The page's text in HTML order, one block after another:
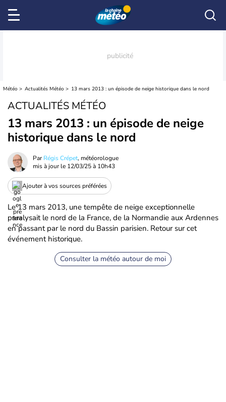
Météo Actualités Météo 13 mars 2013 : un épisode de neige historique dans le nord
ACTUALITÉS MÉTÉO
13 mars 2013 : un épisode de neige
historique dans le nord
ParRégis Crépet, météorologue
mis à jour le 12/03/25 à 10h43
Ajouter à vos sources préférées
Le 13 mars 2013, une tempête de neige exceptionnelle
paralysait le nord de la France, de la Normandie aux Ardennes
en passant par le nord du Bassin parisien. Retour sur cet
événement historique.
Consulter la météo autour de moi